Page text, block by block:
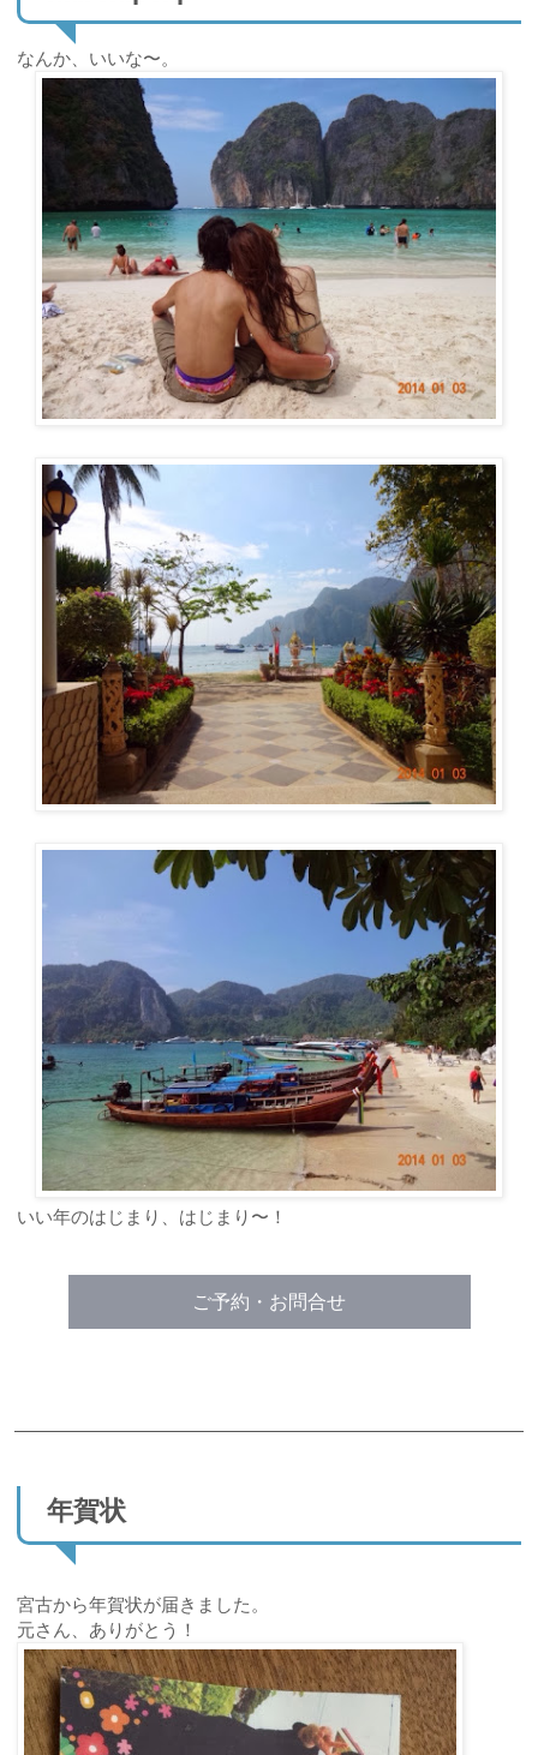
なんか、いいな〜。
いい年のはじまり、はじまり〜！
ご予約・お問合せ
年賀状
宮古から年賀状が届きました。
元さん、ありがとう！